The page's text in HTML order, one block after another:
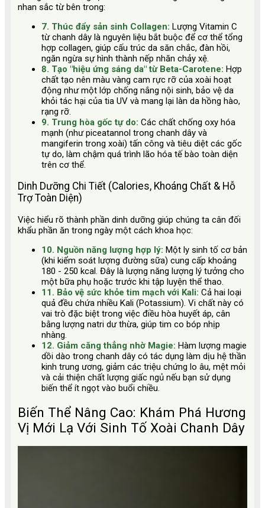
nhan sắc từ bên trong:
7. Thúc đẩy sản sinh Collagen: Lượng Vitamin C
từ chanh dây là nguyên liệu bắt buộc để cơ thể tổng
hợp collagen, giúp cấu trúc da săn chắc, đàn hồi,
ngăn ngừa sự hình thành nếp nhăn chảy xệ.
8. Tạo "hiệu ứng sáng da" từ Beta-Carotene: Hợp
chất tạo nên màu vàng cam rực rỡ của xoài hoạt
động như một lớp chống nắng nội sinh, bảo vệ da
khỏi tác hại của tia UV và mang lại làn da hồng hào,
rạng rỡ.
9. Trung hòa gốc tự do: Các chất chống oxy hóa
mạnh (như piceatannol trong chanh dây và
mangiferin trong xoài) tấn công và tiêu diệt các gốc
tự do, làm chậm quá trình lão hóa tế bào toàn diện
trên cơ thể.
Dinh Dưỡng Chi Tiết (Calories, Khoáng Chất & Hỗ
Trợ Toàn Diện)
Việc hiểu rõ thành phần dinh dưỡng giúp chúng ta cân đối
khẩu phần ăn trong ngày một cách khoa học:
10. Nguồn năng lượng hợp lý: Một ly sinh tố cơ bản
(khi kiểm soát lượng đường sữa) cung cấp khoảng
180 - 250 kcal. Đây là lượng năng lượng lý tưởng cho
một bữa phụ hoặc trước khi tập luyện thể thao.
11. Bảo vệ sức khỏe tim mạch với Kali: Cả hai loại
quả đều chứa nhiều Kali (Potassium). Vi chất này có
vai trò đặc biệt trong việc điều hòa huyết áp, cân
bằng lượng natri dư thừa, giúp tim co bóp nhịp
nhàng.
12. Giảm căng thẳng nhờ Magie: Hàm lượng magie
dồi dào trong chanh dây có tác dụng làm dịu hệ thần
kinh trung ương, giảm các triệu chứng lo âu, mệt mỏi
và cải thiện chất lượng giấc ngủ nếu bạn sử dụng
biến thể ít ngọt vào buổi chiều.
Biến Thể Nâng Cao: Khám Phá Hương
Vị Mới Lạ Với Sinh Tố Xoài Chanh Dây